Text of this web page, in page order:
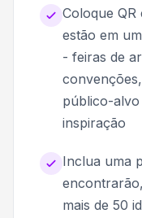
Coloque QR
estão em
- feiras de
público-
inspiração
Inclua uma
mais de 50